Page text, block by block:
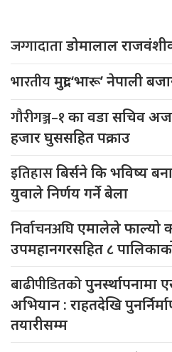
जग्गादाताडोमालाल
भारतीयमुद्रा ‘भारू’ नेपाली
गौरीगञ्ज–१का वडा सचिव
हजार घुससहित पक्राउ
इतिहासबिर्सने कि भविष्य
युवाले निर्णय गर्ने बेला
निर्वाचनअघिएमालेले फाल्यो
उपमहानगरसहित ८
बाढीपीडितकोपुनर्स्थापनामा
अभियान : राहतदेखि
तयारीसम्म